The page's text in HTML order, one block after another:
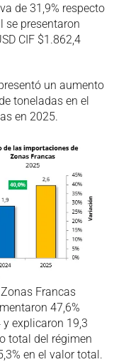
de 31,9% respecto
se presentaron
CIF $1.862,4
un aumento
toneladas en el
en 2025.
Francas
47,6%
explicaron 19,3
total del régimen
en el valor total.